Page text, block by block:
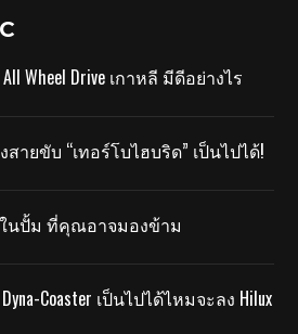
All Wheel Drive เกาหลี มีดีอย่างไร
สายขับ “เทอร์โบไฮบริด” เป็นไปได้!
นปั้ม ที่คุณอาจมองข้าม
Dyna-Coaster เป็นไปได้ไหมจะลง Hilux